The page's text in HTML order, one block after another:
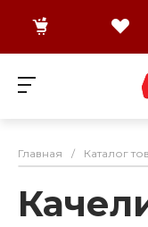
Главная / Каталог